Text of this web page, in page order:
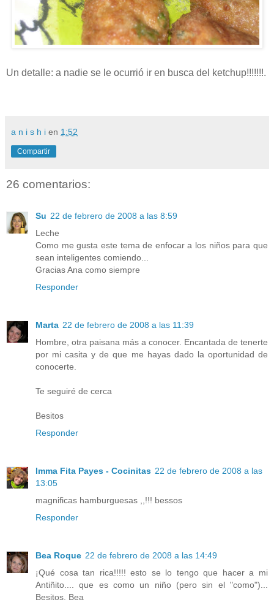
Un detalle: a nadie se le ocurrió ir en busca del ketchup!!!!!!!.
a n i s h i en 1:52
Compartir
26 comentarios:
Su 22 de febrero de 2008 a las 8:59
Leche
Como me gusta este tema de enfocar a los niños para que
sean inteligentes comiendo...
Gracias Ana como siempre
Responder
Marta 22 de febrero de 2008 a las 11:39
Hombre, otra paisana más a conocer. Encantada de tenerte
por mi casita y de que me hayas dado la oportunidad de
conocerte.
Te seguiré de cerca
Besitos
Responder
Imma Fita Payes - Cocinitas 22 de febrero de 2008 a las
13:05
magnificas hamburguesas ,,!!! bessos
Responder
Bea Roque 22 de febrero de 2008 a las 14:49
¡Qué cosa tan rica!!!!! esto se lo tengo que hacer a mi
Antiñito.... que es como un niño (pero sin el "como")...
Besitos. Bea